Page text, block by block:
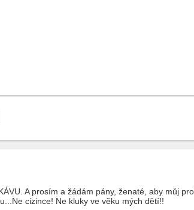
A prosím a žádám pány, ženaté, aby můj
cizince! Ne kluky ve věku mých dětí!!